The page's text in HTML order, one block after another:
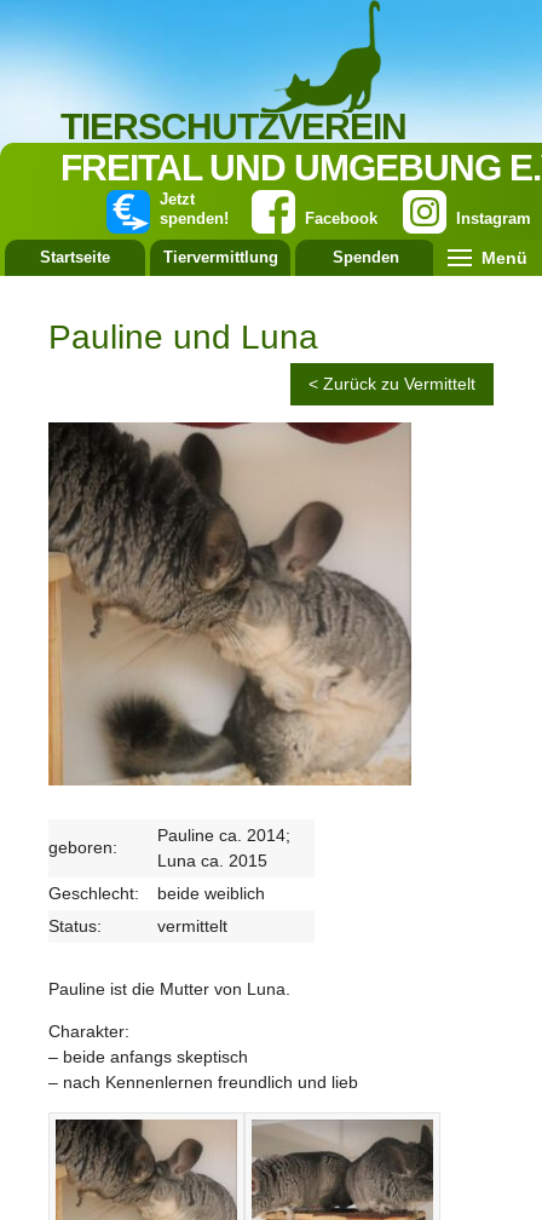
TIERSCHUTZVEREIN
FREITAL UND UMGEBUNG
Instagram
Facebook
Jetzt
spenden!
Startseite Tiervermittlung Spenden Menü
Pauline und Luna
< Zurück zu Vermittelt
geboren:
Pauline ca. 2014;
Luna ca. 2015
Geschlecht:
beide weiblich
Status:
vermittelt
Pauline ist die Mutter von Luna.
Charakter:
– beide anfangs skeptisch
– nach Kennenlernen freundlich und lieb